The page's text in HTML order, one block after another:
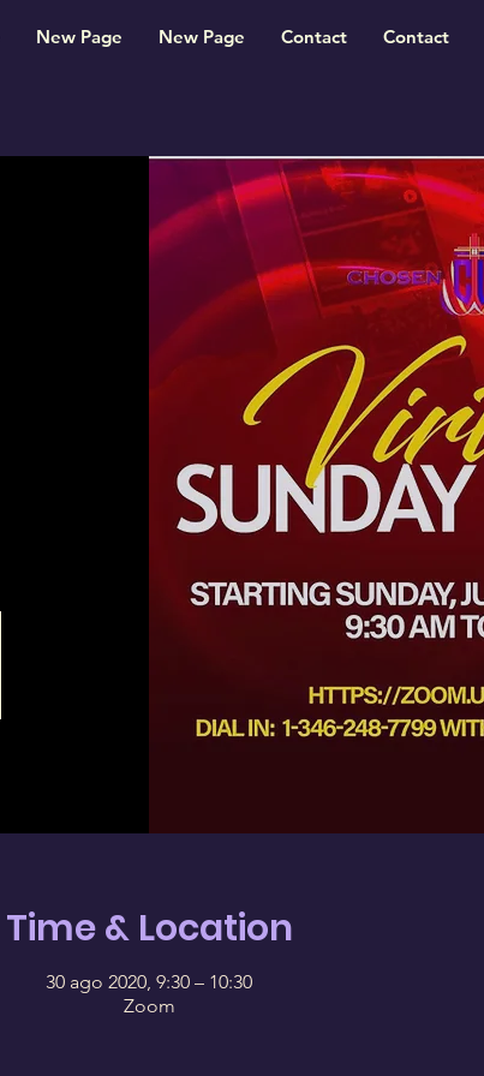
New Page New Page Contact Contact
Time & Location
30 ago 2020, 9:30 – 10:30
Zoom